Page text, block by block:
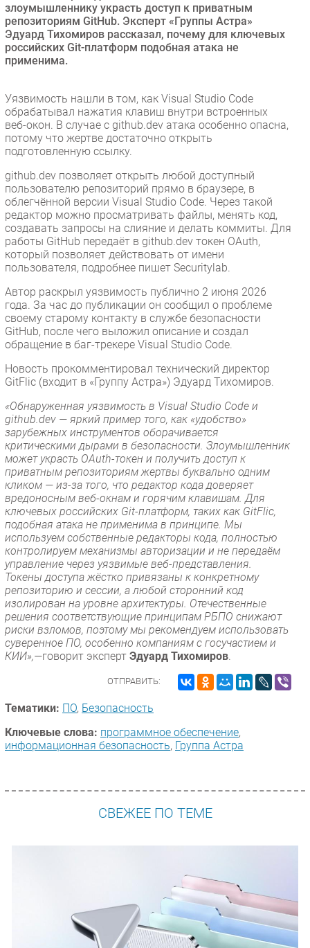
Безопасность
Инновации
CIO/Управление ИТ
Здоровье
РАЗДЕЛЫ
Аналитика
Интервью
Мероприятия
Проекты
IT класс
Каталог компаний
злоумышленнику украсть доступ к приватным
репозиториям GitHub. Эксперт «Группы Астра»
Эдуард Тихомиров рассказал, почему для ключевых
российских Git-платформ подобная атака не
применима.
Уязвимость нашли в том, как Visual Studio Code
обрабатывал нажатия клавиш внутри встроенных
веб-окон. В случае с github.dev атака особенно опасна,
потому что жертве достаточно открыть
подготовленную ссылку.
github.dev позволяет открыть любой доступный
пользователю репозиторий прямо в браузере, в
облегчённой версии Visual Studio Code. Через такой
редактор можно просматривать файлы, менять код,
создавать запросы на слияние и делать коммиты. Для
работы GitHub передаёт в github.dev токен OAuth,
который позволяет действовать от имени
пользователя, подробнее пишет Securitylab.
Автор раскрыл уязвимость публично 2 июня 2026
года. За час до публикации он сообщил о проблеме
своему старому контакту в службе безопасности
GitHub, после чего выложил описание и создал
обращение в баг-трекере Visual Studio Code.
Новость прокомментировал технический директор
GitFlic (входит в «Группу Астра») Эдуард Тихомиров.
«Обнаруженная уязвимость в Visual Studio Code и
github.dev — яркий пример того, как «удобство»
зарубежных инструментов оборачивается
критическими дырами в безопасности. Злоумышленник
может украсть OAuth-токен и получить доступ к
приватным репозиториям жертвы буквально одним
кликом — из-за того, что редактор кода доверяет
вредоносным веб-окнам и горячим клавишам. Для
ключевых российских Git-платформ, таких как GitFlic,
подобная атака не применима в принципе. Мы
используем собственные редакторы кода, полностью
контролируем механизмы авторизации и не передаём
управление через уязвимые веб-представления.
Токены доступа жёстко привязаны к конкретному
репозиторию и сессии, а любой сторонний код
изолирован на уровне архитектуры. Отечественные
решения соответствующие принципам РБПО снижают
риски взломов, поэтому мы рекомендуем использовать
суверенное ПО, особенно компаниям с госучастием и
КИИ»,—говорит эксперт Эдуард Тихомиров
ОТПРАВИТЬ:
Тематики: ПО, Безопасность
Ключевые слова: программное обеспечение,
информационная безопасность, Группа Астра
СВЕЖЕЕ ПО ТЕМЕ